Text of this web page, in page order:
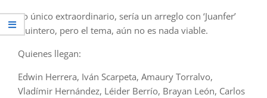
Lo único extraordinario, sería un arreglo con ‘Juanfer’
Quintero, pero el tema, aún no es nada viable.
Quienes llegan:
Edwin Herrera, Iván Scarpeta, Amaury Torralvo,
Vladímir Hernández, Léider Berrío, Brayan León, Carlos